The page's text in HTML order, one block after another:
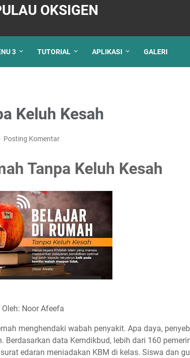
OKSIGEN
3 TUTORIAL APLIKASI GALERI
Keluh Kesah
Posting Komentar
Tanpa Keluh Kesah
Oleh: Noor Afeefa
menghendaki wabah penyakit. Apa daya,
Berdasarkan data Kemdikbud, lebih dari 160
edaran meniadakan KBM di kelas. Siswa dan